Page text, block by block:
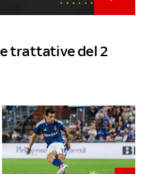
trattative del 2